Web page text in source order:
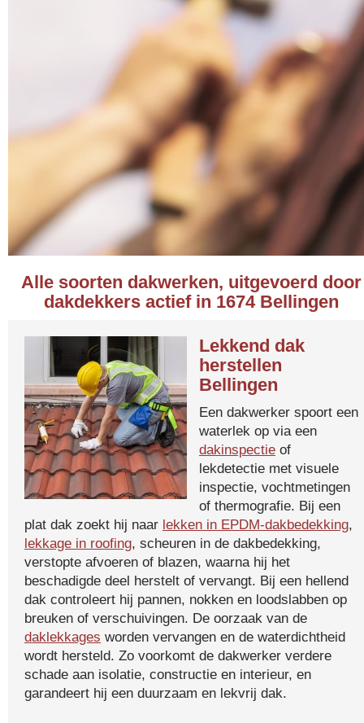
Alle soorten dakwerken, uitgevoerd door
dakdekkers actief in 1674 Bellingen
Lekkend dak
herstellen
Bellingen
Een dakwerker spoort een
waterlek op via een
dakinspectie of
lekdetectie met visuele
inspectie, vochtmetingen
of thermografie. Bij een
plat dak zoekt hij naar lekken in EPDM-dakbedekking,
lekkage in roofing, scheuren in de dakbedekking,
verstopte afvoeren of blazen, waarna hij het
beschadigde deel herstelt of vervangt. Bij een hellend
dak controleert hij pannen, nokken en loodslabben op
breuken of verschuivingen. De oorzaak van de
daklekkages worden vervangen en de waterdichtheid
wordt hersteld. Zo voorkomt de dakwerker verdere
schade aan isolatie, constructie en interieur, en
garandeert hij een duurzaam en lekvrij dak.